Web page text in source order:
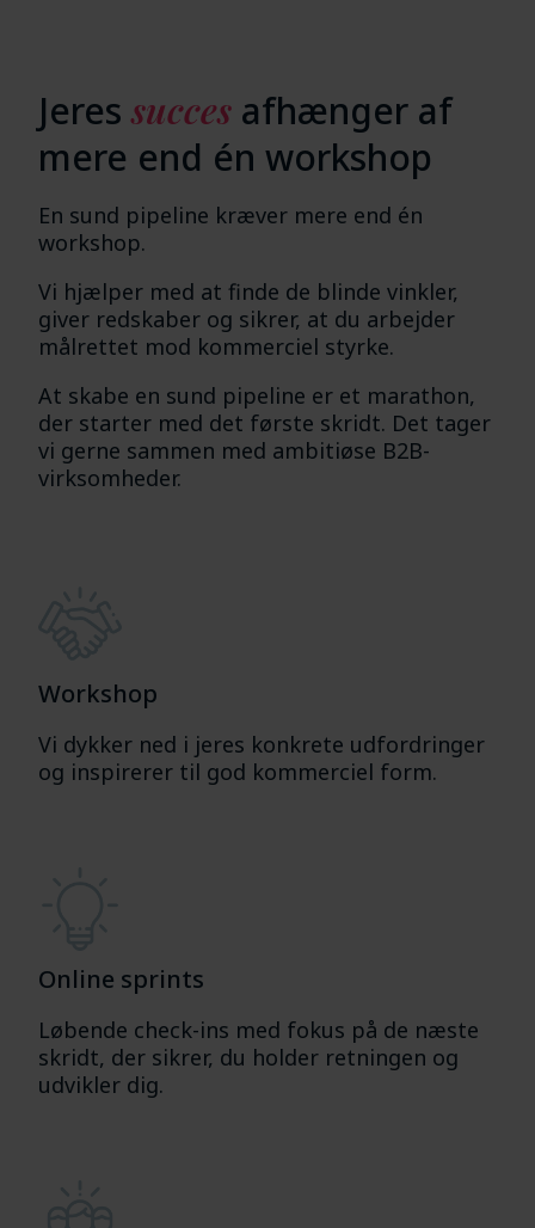
Jeressucces afhænger af
mere end én workshop
En sund pipeline kræver mere end én
workshop.
Vi hjælper med at finde de blinde vinkler,
giver redskaber og sikrer, at du arbejder
målrettet mod kommerciel styrke.
At skabe en sund pipeline er et marathon,
der starter med det første skridt. Det tager
vi gerne sammen med ambitiøse B2B-
virksomheder.
Workshop
Vi dykker ned i jeres konkrete udfordringer
og inspirerer til god kommerciel form.
Online sprints
Løbende check-ins med fokus på de næste
skridt, der sikrer, du holder retningen og
udvikler dig.